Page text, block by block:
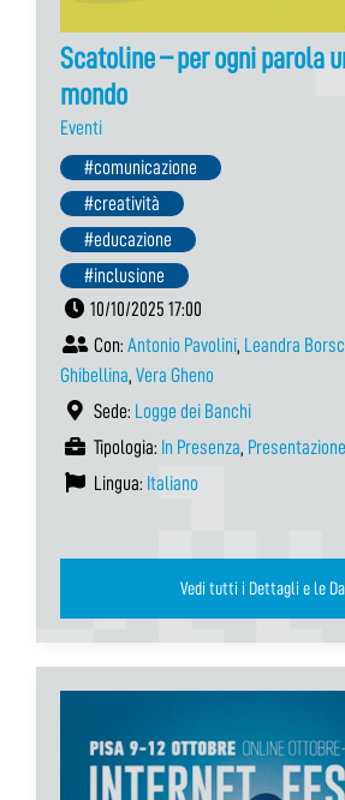
Scatoline – per ogni parola
mondo
Eventi
#comunicazione
#creatività
#educazione
#inclusione
10/10/2025 17:00
Con: Antonio Pavolini, Leandra
Ghibellina, Vera Gheno
Sede: Logge dei Banchi
Tipologia: In Presenza,
Lingua: Italiano
Vedi tutti i Dettagli e le